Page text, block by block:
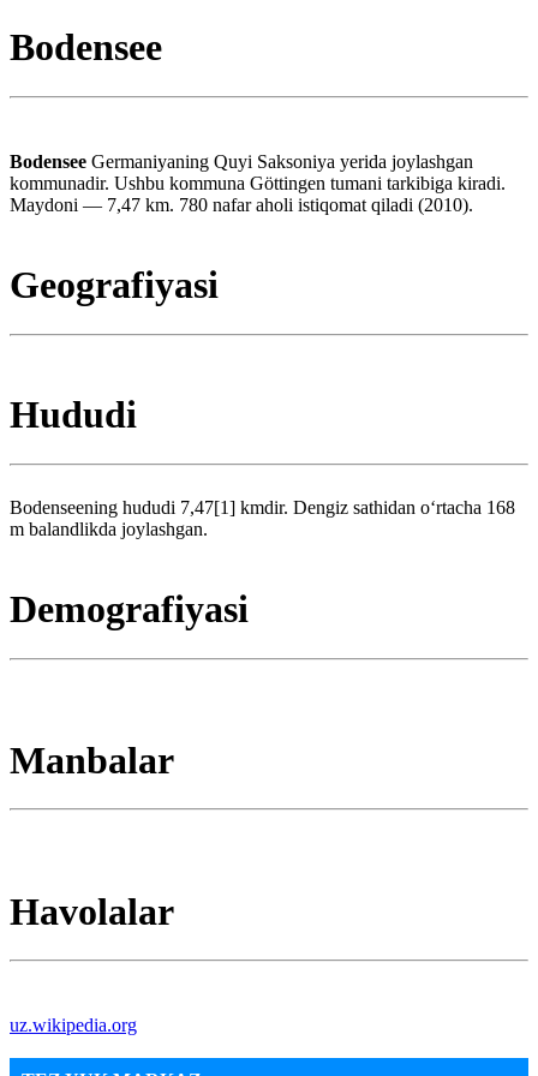
Bodensee
Bodensee Germaniyaning Quyi Saksoniya yerida joylashgan
kommunadir. Ushbu kommuna Göttingen tumani tarkibiga kiradi.
Maydoni — 7,47 km. 780 nafar aholi istiqomat qiladi (2010).
Geografiyasi
Hududi
Bodenseening hududi 7,47[1] kmdir. Dengiz sathidan oʻrtacha 168
m balandlikda joylashgan.
Demografiyasi
Manbalar
Havolalar
uz.wikipedia.org